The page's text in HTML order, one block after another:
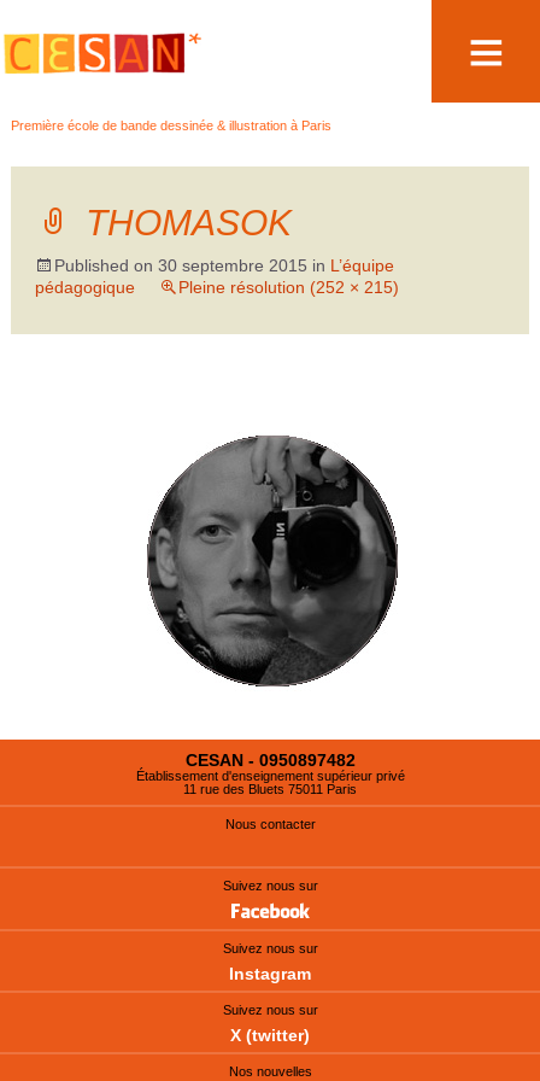
Première école de bande dessinée & illustration à Paris
au
THOMASOK
Published on 30 septembre 2015 in L’équipe
pédagogique
Pleine résolution (252 × 215)
CESAN - 0950897482
Établissement d'enseignement supérieur privé
11 rue des Bluets 75011 Paris
Nous contacter
Suivez nous sur
Suivez nous sur
Instagram
Suivez nous sur
X (twitter)
Nos nouvelles